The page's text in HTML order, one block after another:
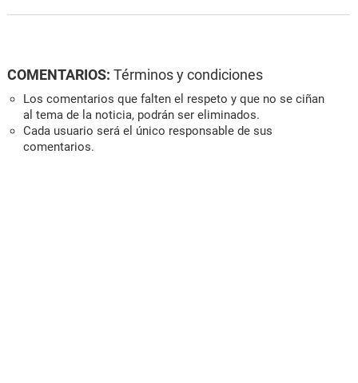
COMENTARIOS: Términos y condiciones
Los comentarios que falten el respeto y que no se ciñan
al tema de la noticia, podrán ser eliminados.
Cada usuario será el único responsable de sus
comentarios.